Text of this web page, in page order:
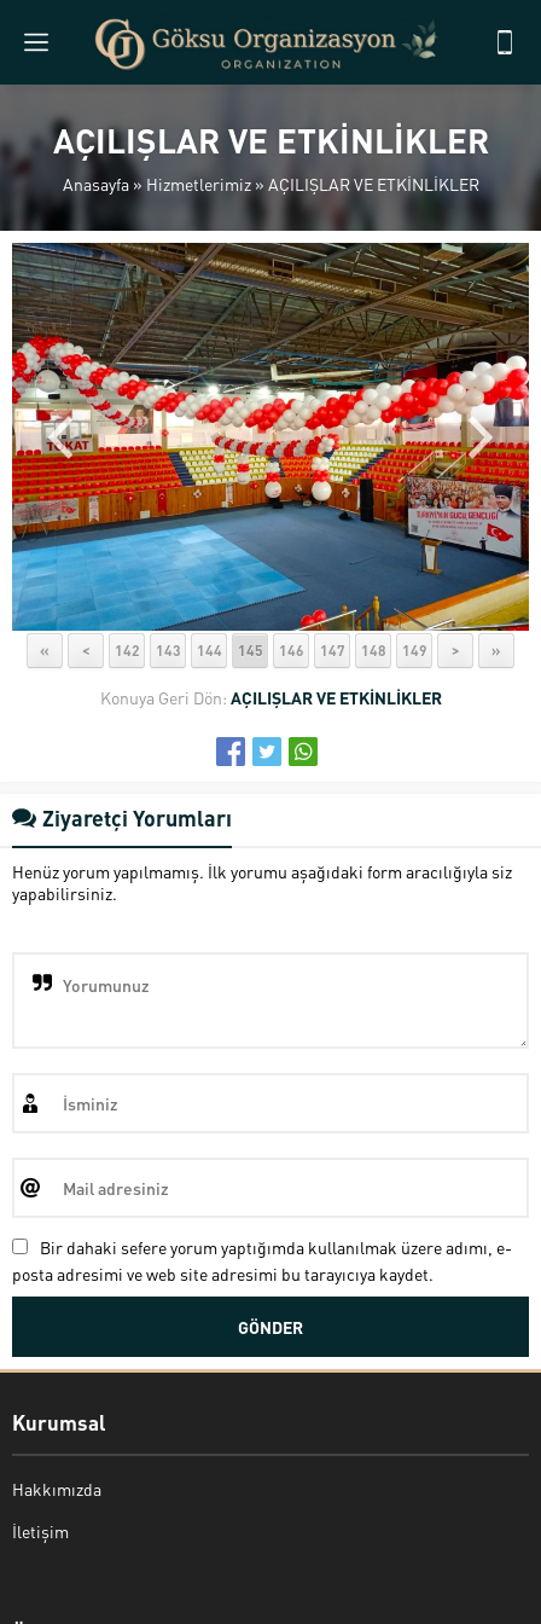
AÇILIŞLAR VE ETKİNLİKLER
Anasayfa» Hizmetlerimiz» AÇILIŞLAR VE ETKİNLİKLER
« < 142 143 144 145 146 147 148 149 > »
Konuya Geri Dön: AÇILIŞLAR VE ETKİNLİKLER
Ziyaretçi Yorumları
Henüz yorum yapılmamış. İlk yorumu aşağıdaki form aracılığıyla siz
yapabilirsiniz.
Bir dahaki sefere yorum yaptığımda kullanılmak üzere adımı, e-
posta adresimi ve web site adresimi bu tarayıcıya kaydet.
Kurumsal
Hakkımızda
İletişim